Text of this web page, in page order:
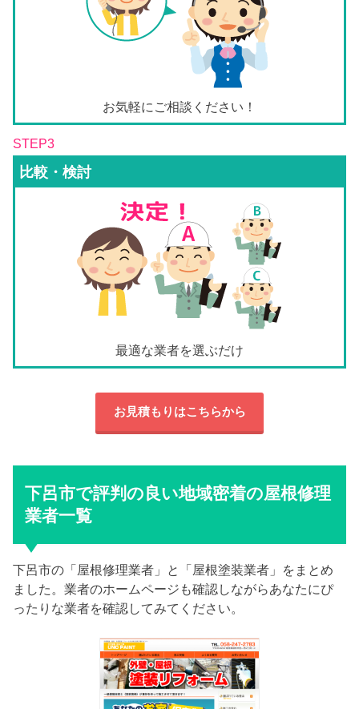
お気軽にご相談ください！
STEP3
比較・検討
最適な業者を選ぶだけ
お見積もりはこちらから
下呂市で評判の良い地域密着の屋根修理
業者一覧
下呂市の「屋根修理業者」と「屋根塗装業者」をまとめ
ました。業者のホームページも確認しながらあなたにぴ
ったりな業者を確認してみてください。